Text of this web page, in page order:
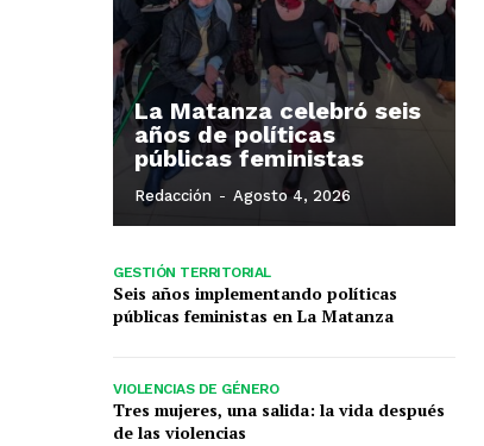
La Matanza celebró seis
años de políticas
públicas feministas
Redacción - Agosto 4, 2026
GESTIÓN TERRITORIAL
Seis años implementando políticas
públicas feministas en La Matanza
VIOLENCIAS DE GÉNERO
Tres mujeres, una salida: la vida después
de las violencias